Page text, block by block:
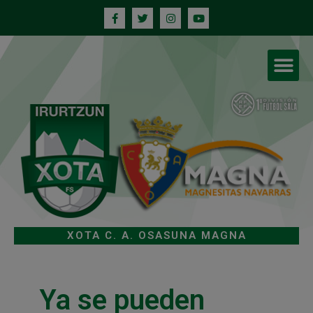
XOTA C. A. OSASUNA MAGNA
Ya se pueden